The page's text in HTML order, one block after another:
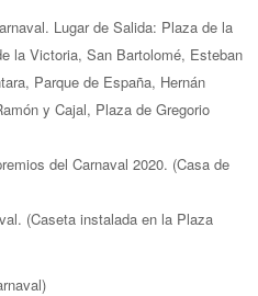
Lugar de Salida: Plaza de la
la Victoria, San Bartolomé, Esteban
Parque de España, Hernán
y Cajal, Plaza de Gregorio
del Carnaval 2020. (Casa de
(Caseta instalada en la Plaza